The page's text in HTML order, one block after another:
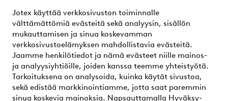
Jotex käyttää verkkosivuston toiminnalle
välttämättömiä evästeitä sekä analyysin, sisällön
mukauttamisen ja sinua koskevamman
verkkosivustoelämyksen mahdollistavia evästeitä.
Jaamme henkilötiedot ja nämä evästeet niille mainos-
ja analyysiyhtiöille, joiden kanssa teemme yhteistyötä.
Tarkoituksena on analysoida, kuinka käytät sivustoa,
sekä edistää markkinointiamme, jotta saat paremmin
sinua koskevia mainoksia. Napsauttamalla Hyväksy-
Ystävät
Turvalliset maksut – maksa nyt tai erissä
Haluatko tietää lisää maksuvaihtoehdoistamme?
elpy